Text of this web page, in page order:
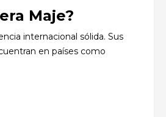
Maje?
internacional sólida. Sus
en países como